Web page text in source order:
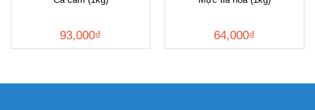
93,000₫ 64,000₫